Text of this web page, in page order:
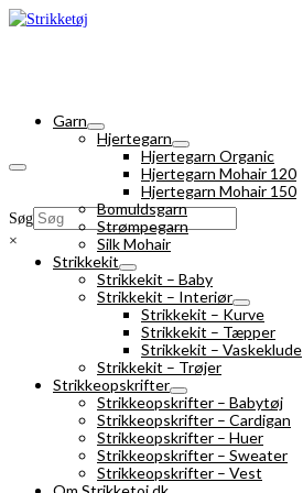
Søg
×
Garn
Hjertegarn
Hjertegarn Organic
Hjertegarn Mohair 120
Hjertegarn Mohair 150
Bomuldsgarn
Strømpegarn
Silk Mohair
Strikkekit
Strikkekit – Baby
Strikkekit – Interiør
Strikkekit – Kurve
Strikkekit – Tæpper
Strikkekit – Vaskeklude
Strikkekit – Trøjer
Strikkeopskrifter
Strikkeopskrifter – Babytøj
Strikkeopskrifter – Cardigan
Strikkeopskrifter – Huer
Strikkeopskrifter – Sweater
Strikkeopskrifter – Vest